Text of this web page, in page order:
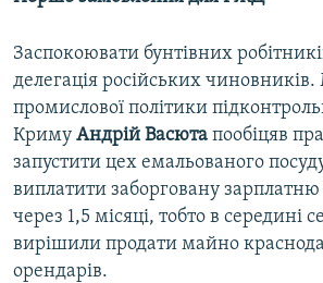
Заспокоювати бунтівних
делегація російських чиновників.
промислової політики
Криму Андрій Васюта пообіцяв
запустити цех емальованого
виплатити заборговану зарплатню
через 1,5 місяці, тобто в середині
вирішили продати майно
орендарів.